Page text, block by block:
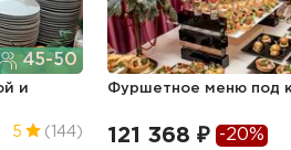
45-50
и
5 (144)
Фуршетное меню под
121 368 ₽ -20%